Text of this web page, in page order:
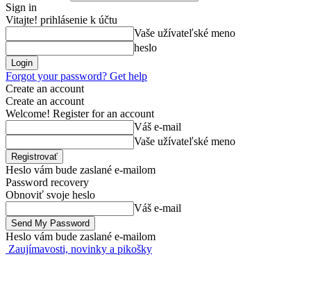
Sign in
Vitajte! prihlásenie k účtu
Vaše užívateľské meno
heslo
Forgot your password? Get help
Create an account
Create an account
Welcome! Register for an account
Váš e-mail
Vaše užívateľské meno
Heslo vám bude zaslané e-mailom
Password recovery
Obnoviť svoje heslo
Váš e-mail
Heslo vám bude zaslané e-mailom
Zaujímavosti, novinky a pikošky